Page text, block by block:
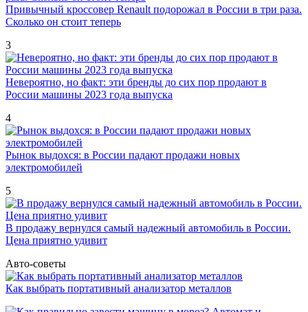
Привычный кроссовер Renault подорожал в России в три раза.
Сколько он стоит теперь
3
Невероятно, но факт: эти бренды до сих пор продают в
России машины 2023 года выпуска
4
Рынок выдохся: в России падают продажи новых
электромобилей
5
В продажу вернулся самый надежный автомобиль в России.
Цена приятно удивит
Авто-советы
Как выбрать портативный анализатор металлов